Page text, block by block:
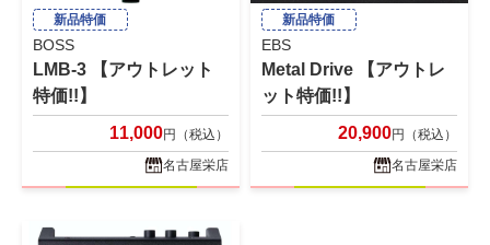
新品特価
BOSS
LMB-3 【アウトレット
特価!!】
11,000円（税込）
名古屋栄店
新品特価
EBS
Metal Drive 【アウトレ
ット特価!!】
20,900円（税込）
名古屋栄店